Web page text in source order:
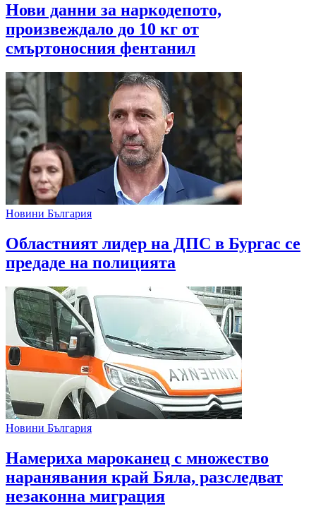
Нови данни за наркодепото,
произвеждало до 10 кг от
смъртоносния фентанил
Новини България
Областният лидер на ДПС в Бургас се
предаде на полицията
Новини България
Намериха мароканец с множество
наранявания край Бяла, разследват
незаконна миграция